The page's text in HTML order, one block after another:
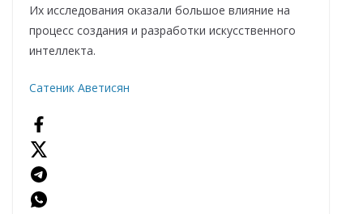
Их исследования оказали большое влияние на
процесс создания и разработки искусственного
интеллекта.
Сатеник Аветисян